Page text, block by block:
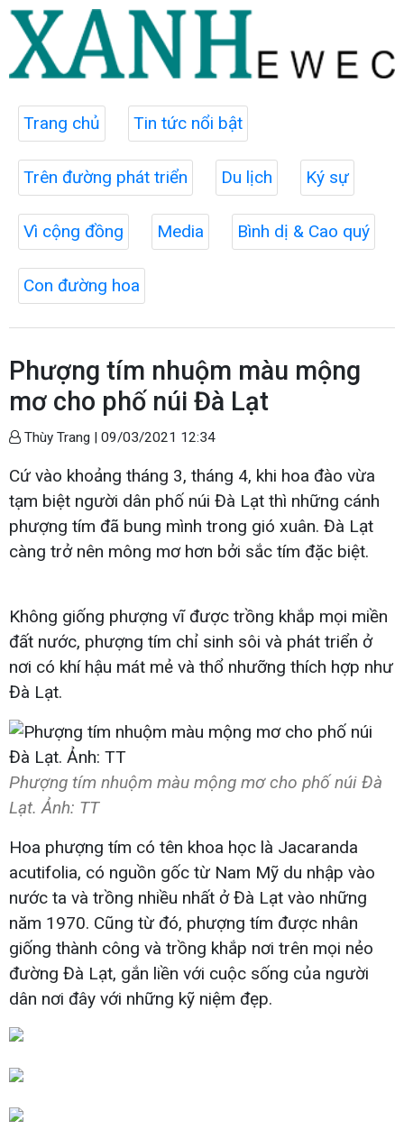
Trang chủ Tin tức nổi bật
Trên đường phát triển Du lịch Ký sự
Vì cộng đồng Media Bình dị & Cao quý
Con đường hoa
Phượng tím nhuộm màu mộng
mơ cho phố núi Đà Lạt
Thùy Trang | 09/03/2021 12:34
Cứ vào khoảng tháng 3, tháng 4, khi hoa đào vừa
tạm biệt người dân phố núi Đà Lạt thì những cánh
phượng tím đã bung mình trong gió xuân. Đà Lạt
càng trở nên mông mơ hơn bởi sắc tím đặc biệt.
Không giống phượng vĩ được trồng khắp mọi miền
đất nước, phượng tím chỉ sinh sôi và phát triển ở
nơi có khí hậu mát mẻ và thổ nhưỡng thích hợp như
Đà Lạt.
Phượng tím nhuộm màu mộng mơ cho phố núi Đà
Lạt. Ảnh: TT
Hoa phượng tím có tên khoa học là Jacaranda
acutifolia, có nguồn gốc từ Nam Mỹ du nhập vào
nước ta và trồng nhiều nhất ở Đà Lạt vào những
năm 1970. Cũng từ đó, phượng tím được nhân
giống thành công và trồng khắp nơi trên mọi nẻo
đường Đà Lạt, gắn liền với cuộc sống của người
dân nơi đây với những kỹ niệm đẹp.